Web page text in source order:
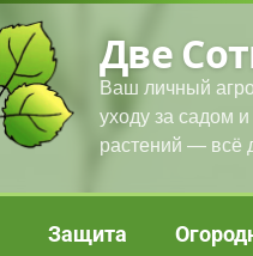
Две
Ваш личный
уходу за садом
растений — всё
Защита